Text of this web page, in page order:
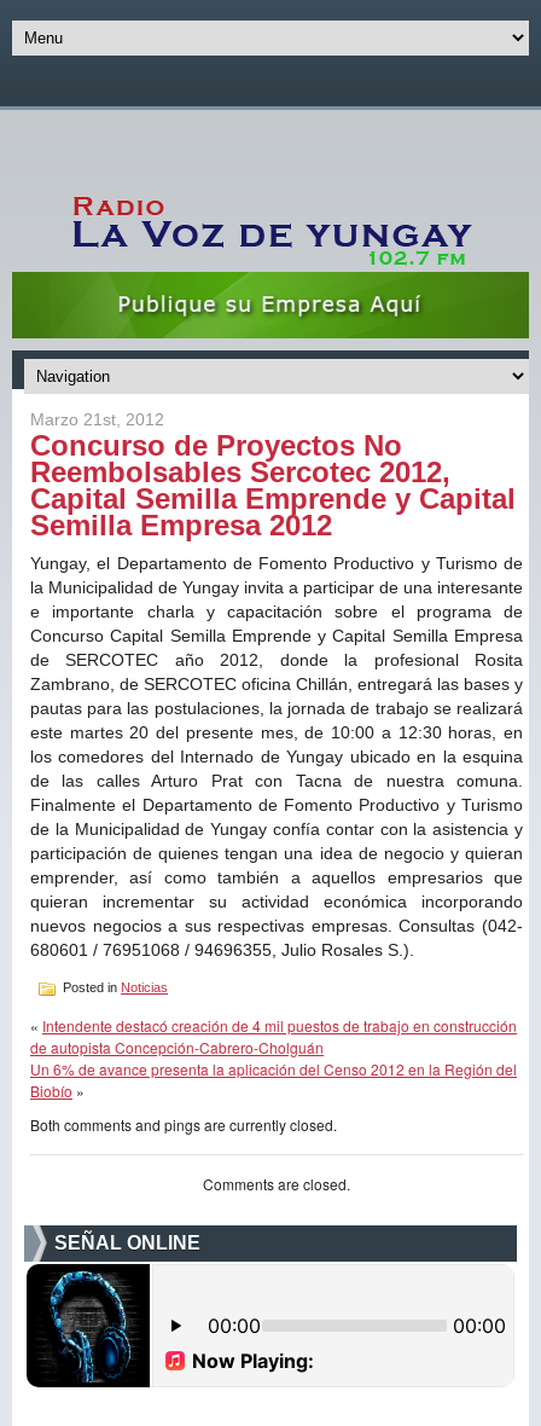
Marzo 21st, 2012
Concurso de Proyectos No
Reembolsables Sercotec 2012,
Capital Semilla Emprende y Capital
Semilla Empresa 2012
Yungay, el Departamento de Fomento Productivo y Turismo de
la Municipalidad de Yungay invita a participar de una interesante
e importante charla y capacitación sobre el programa de
Concurso Capital Semilla Emprende y Capital Semilla Empresa
de SERCOTEC año 2012, donde la profesional Rosita
Zambrano, de SERCOTEC oficina Chillán, entregará las bases y
pautas para las postulaciones, la jornada de trabajo se realizará
este martes 20 del presente mes, de 10:00 a 12:30 horas, en
los comedores del Internado de Yungay ubicado en la esquina
de las calles Arturo Prat con Tacna de nuestra comuna.
Finalmente el Departamento de Fomento Productivo y Turismo
de la Municipalidad de Yungay confía contar con la asistencia y
participación de quienes tengan una idea de negocio y quieran
emprender, así como también a aquellos empresarios que
quieran incrementar su actividad económica incorporando
nuevos negocios a sus respectivas empresas. Consultas (042-
680601 / 76951068 / 94696355, Julio Rosales S.).
Posted in Noticias
« Intendente destacó creación de 4 mil puestos de trabajo en construcción
de autopista Concepción-Cabrero-Cholguán
Un 6% de avance presenta la aplicación del Censo 2012 en la Región del
Biobío »
Both comments and pings are currently closed.
Comments are closed.
SEÑAL ONLINE